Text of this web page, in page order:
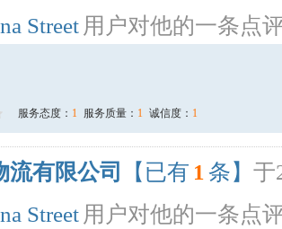
Street 用户对他的一条点
服务态度： 1 服务质量： 1 诚信度： 1
流有限公司 【已有 1 条】 于
Street 用户对他的一条点